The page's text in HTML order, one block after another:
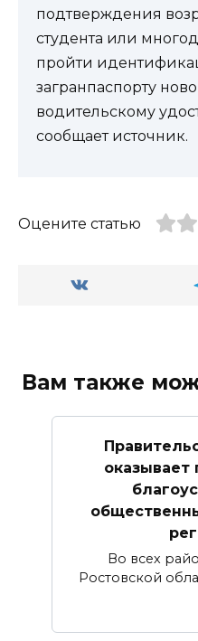
подтверждения
студента или
пройти
загранпаспорту
водительскому
сообщает источник.
Оцените статью
Вам также
оказывает
Во всех
Ростовской